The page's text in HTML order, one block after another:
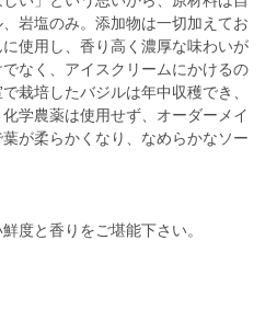
岩塩のみ。添加物は一切加えてお
使用し、香り高く濃厚な味わいが
なく、アイスクリームにかけるの
栽培したバジルは年中収穫でき、
学農薬は使用せず、オーダーメイ
が柔らかくなり、なめらかなソー
度と香りをご堪能下さい。